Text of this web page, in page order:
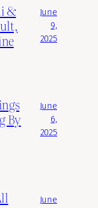
&
June
9,
2025
By
June
6,
2025
June